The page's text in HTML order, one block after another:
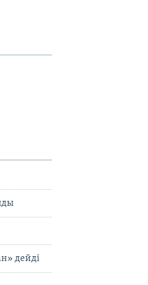
дейді